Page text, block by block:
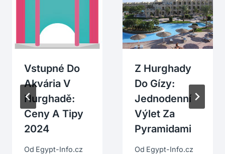
Vstupné Do
Akvária V
Hurghadě:
Ceny A Tipy
2024
Od Egypt-Info.cz
Z Hurghady
Do Gízy:
Jednodenní
Výlet Za
Pyramidami
Od Egypt-Info.cz